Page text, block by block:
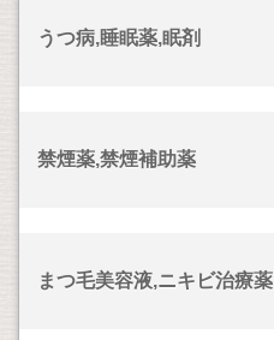
うつ病,睡眠薬,眠剤
禁煙薬,禁煙補助薬
まつ毛美容液,ニキビ治療薬